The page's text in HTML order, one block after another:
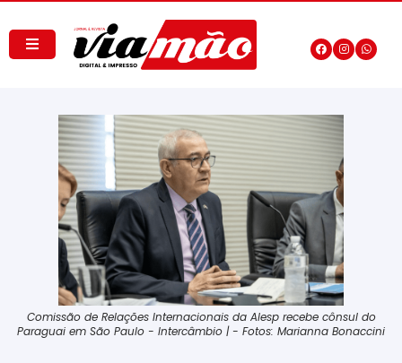
Comissão de Relações Internacionais da Alesp recebe cônsul do
Paraguai em São Paulo - Intercâmbio | - Fotos: Marianna Bonaccini